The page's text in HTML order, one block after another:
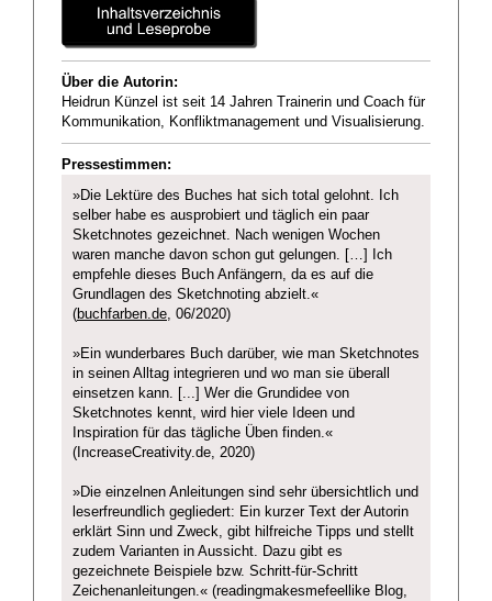
Über die Autorin:
Heidrun Künzel ist seit 14 Jahren Trainerin und Coach für
Kommunikation, Konfliktmanagement und Visualisierung.
Pressestimmen:
»Die Lektüre des Buches hat sich total gelohnt. Ich
selber habe es ausprobiert und täglich ein paar
Sketchnotes gezeichnet. Nach wenigen Wochen
waren manche davon schon gut gelungen. […] Ich
empfehle dieses Buch Anfängern, da es auf die
Grundlagen des Sketchnoting abzielt.«
(buchfarben.de , 06/2020)
»Ein wunderbares Buch darüber, wie man Sketchnotes
in seinen Alltag integrieren und wo man sie überall
einsetzen kann. [...] Wer die Grundidee von
Sketchnotes kennt, wird hier viele Ideen und
Inspiration für das tägliche Üben finden.«
(IncreaseCreativity.de, 2020)
»Die einzelnen Anleitungen sind sehr übersichtlich und
leserfreundlich gegliedert: Ein kurzer Text der Autorin
erklärt Sinn und Zweck, gibt hilfreiche Tipps und stellt
zudem Varianten in Aussicht. Dazu gibt es
gezeichnete Beispiele bzw. Schritt-für-Schritt
Zeichenanleitungen.« (readingmakesmefeellike Blog,